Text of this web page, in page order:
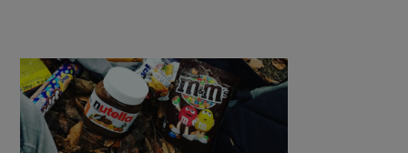
Filmwochenende mit BlackRiverProduction in
Stuttgart
Marco Ziegler 1. Juli 2016
Hallo zusammen, in diesem Beitrag möchte ich Euch über ein